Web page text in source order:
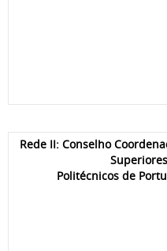
Rede II: Conselho
Superiores
Politécnicos de